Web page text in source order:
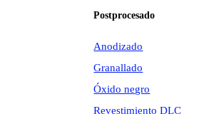
Postprocesado
Anodizado
Granallado
Óxido negro
Revestimiento DLC